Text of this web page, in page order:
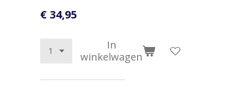
€ 34,95
In
winkelwagen